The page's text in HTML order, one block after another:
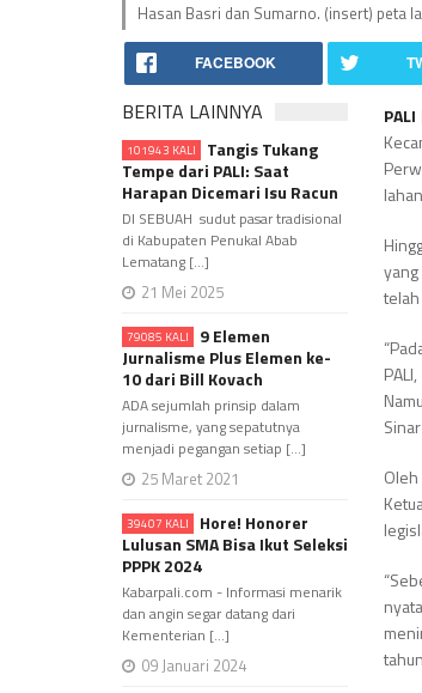
Hasan Basri dan Sumarno. (insert) peta
FACEBOOK
BERITA LAINNYA
101943 KALI
Tangis Tukang
Tempe dari PALI: Saat
Harapan Dicemari Isu Racun
DI SEBUAH sudut pasar tradisional
di Kabupaten Penukal Abab
Lematang [...]
21 Mei 2025
79085 KALI
9 Elemen
Jurnalisme Plus Elemen ke-
10 dari Bill Kovach
ADA sejumlah prinsip dalam
jurnalisme, yang sepatutnya
menjadi pegangan setiap [...]
25 Maret 2021
39407 KALI
Hore! Honorer
Lulusan SMA Bisa Ikut Seleksi
PPPK 2024
Kabarpali.com - Informasi menarik
dan angin segar datang dari
Kementerian [...]
09 Januari 2024